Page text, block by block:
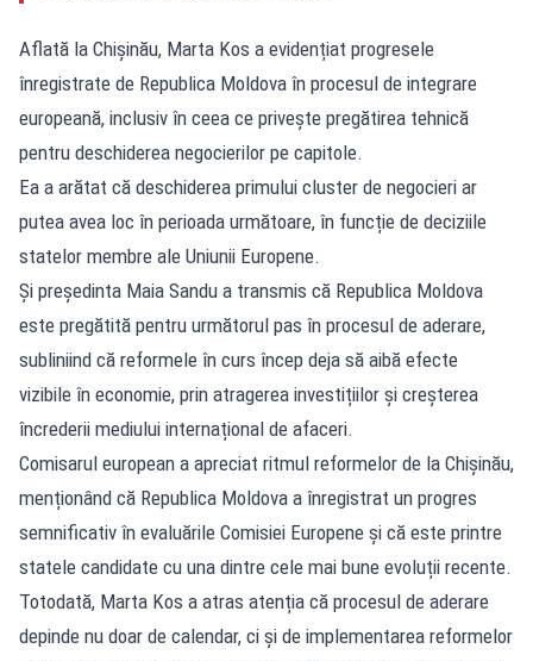
Aflată la Chișinău, Marta Kos a evidențiat progresele
înregistrate de Republica Moldova în procesul de integrare
europeană, inclusiv în ceea ce privește pregătirea tehnică
pentru deschiderea negocierilor pe capitole.
Ea a arătat că deschiderea primului cluster de negocieri ar
putea avea loc în perioada următoare, în funcție de deciziile
statelor membre ale Uniunii Europene.
Și președinta Maia Sandu a transmis că Republica Moldova
este pregătită pentru următorul pas în procesul de aderare,
subliniind că reformele în curs încep deja să aibă efecte
vizibile în economie, prin atragerea investițiilor și creșterea
încrederii mediului internațional de afaceri.
Comisarul european a apreciat ritmul reformelor de la Chișinău,
menționând că Republica Moldova a înregistrat un progres
semnificativ în evaluările Comisiei Europene și că este printre
statele candidate cu una dintre cele mai bune evoluții recente.
Totodată, Marta Kos a atras atenția că procesul de aderare
depinde nu doar de calendar, ci și de implementarea reformelor